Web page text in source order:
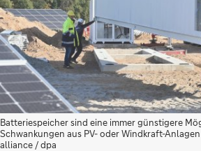
Batteriespeicher sind eine immer günstigere
Schwankungen aus PV- oder Windkraft-
alliance / dpa